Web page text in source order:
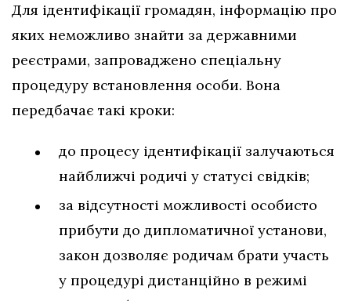
Для ідентифікації громадян, інформацію про
яких неможливо знайти за державними
реєстрами, запроваджено спеціальну
процедуру встановлення особи. Вона
передбачає такі кроки:
до процесу ідентифікації залучаються
найближчі родичі у статусі свідків;
за відсутності можливості особисто
прибути до дипломатичної установи,
закон дозволяє родичам брати участь
у процедурі дистанційно в режимі